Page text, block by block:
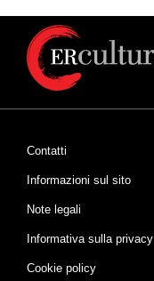
Contatti
Informazioni sul sito
Note legali
Informativa sulla privacy
Cookie policy